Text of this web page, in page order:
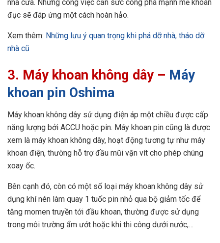
nhà cửa. Những công việc cần sức công phá mạnh mẽ khoan
đục sẽ đáp ứng một cách hoàn hảo.
Xem thêm: Những lưu ý quan trọng khi phá dỡ nhà, tháo dỡ
nhà cũ
3. Máy khoan không dây – Máy
khoan pin Oshima
Máy khoan không dây sử dụng điện áp một chiều được cấp
năng lượng bởi ACCU hoặc pin. Máy khoan pin cũng là được
xem là máy khoan không dây, hoạt động tương tự như máy
khoan điện, thường hỗ trợ đầu mũi vặn vít cho phép chúng
xoay ốc.
Bên cạnh đó, còn có một số loại máy khoan không dây sử
dụng khí nén làm quay 1 tuốc pin nhỏ qua bộ giảm tốc để
tăng momen truyền tới đầu khoan, thường được sử dụng
trong môi trường ẩm ướt hoặc khi thi công dưới nước,…